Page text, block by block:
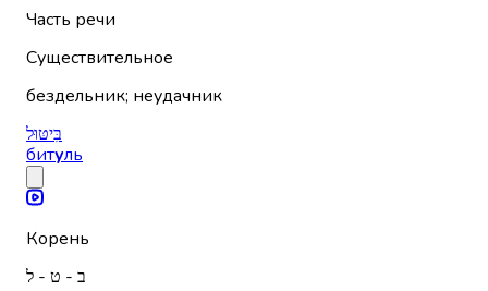
Часть речи
Существительное
бездельник; неудачник
בִּיטּוּל
битуль
Корень
ב - ט - ל